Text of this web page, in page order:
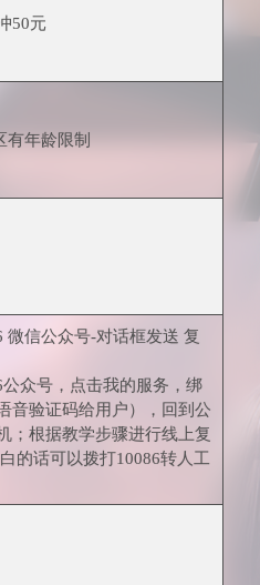
50元
有年龄限制
微信公众号-对话框发送 复
众号，点击我的服务，绑
音验证码给用户），回到公
；根据教学步骤进行线上复
的话可以拨打10086转人工